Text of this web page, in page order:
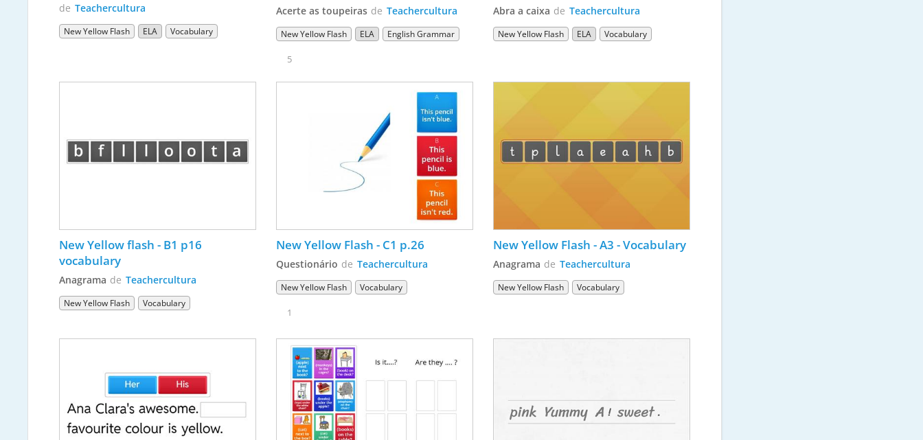
de Teachercultura
New Yellow Flash ELA Vocabulary
Acerte as toupeiras de Teachercultura
New Yellow Flash ELA English Grammar
5
Abra a caixa de Teachercultura
New Yellow Flash ELA Vocabulary
New Yellow flash - B1 p16
vocabulary
Anagrama de Teachercultura
New Yellow Flash Vocabulary
New Yellow Flash - C1 p.26
Questionário de Teachercultura
New Yellow Flash Vocabulary
1
New Yellow Flash - A3 - Vocabulary
Anagrama de Teachercultura
New Yellow Flash Vocabulary